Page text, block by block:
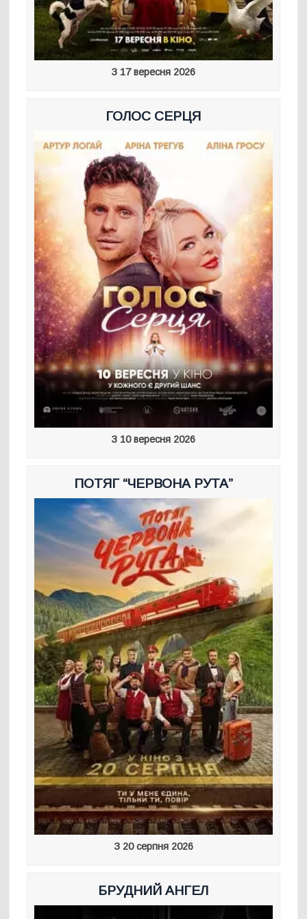
З 17 вересня 2026
ГОЛОС СЕРЦЯ
З 10 вересня 2026
ПОТЯГ “ЧЕРВОНА РУТА”
З 20 серпня 2026
БРУДНИЙ АНГЕЛ